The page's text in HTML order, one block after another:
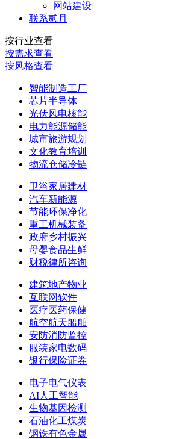
网站建设
联系贰月
按行业查看
按需求查看
按风格查看
智能制造工厂
芯片半导体
光伏风电核能
电力能源储能
城市旅游规划
文化教育培训
物流仓储冷链
卫浴家居建材
汽车新能源
节能环保净化
重工机械装备
政府乡村振兴
母婴食品生鲜
财税律所咨询
建筑地产物业
互联网软件
医疗医药保健
航空航天船舶
安防消防监控
服装家电数码
银行保险证券
电子电气仪表
AI人工智能
生物基因检测
石油化工煤炭
钢铁有色金属